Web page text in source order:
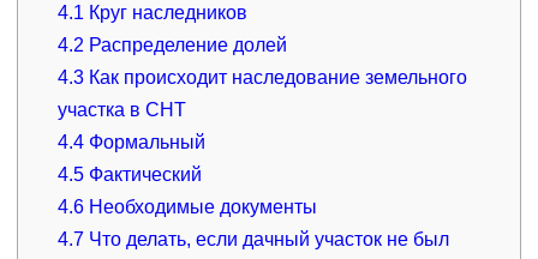
4.1 Круг наследников
4.2 Распределение долей
4.3 Как происходит наследование земельного
участка в СНТ
4.4 Формальный
4.5 Фактический
4.6 Необходимые документы
4.7 Что делать, если дачный участок не был